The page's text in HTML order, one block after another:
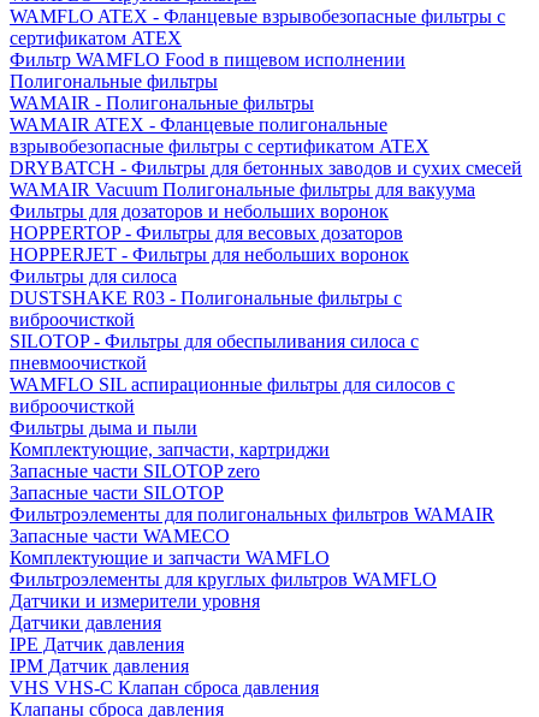
WAMFLO ATEX - Фланцевые взрывобезопасные фильтры с
сертификатом ATEX
Фильтр WAMFLO Food в пищевом исполнении
Полигональные фильтры
WAMAIR - Полигональные фильтры
WAMAIR ATEX - Фланцевые полигональные
взрывобезопасные фильтры с сертификатом ATEX
DRYBATCH - Фильтры для бетонных заводов и сухих смесей
WAMAIR Vacuum Полигональные фильтры для вакуума
Фильтры для дозаторов и небольших воронок
HOPPERTOP - Фильтры для весовых дозаторов
HOPPERJET - Фильтры для небольших воронок
Фильтры для силоса
DUSTSHAKE R03 - Полигональные фильтры с
виброочисткой
SILOTOP - Фильтры для обеспыливания силоса c
пневмоочисткой
WAMFLO SIL аспирационные фильтры для силосов с
виброочисткой
Фильтры дыма и пыли
Комплектующие, запчасти, картриджи
Запасные части SILOTOP zero
Запасные части SILOTOP
Фильтроэлементы для полигональных фильтров WAMAIR
Запасные части WAMECO
Комплектующие и запчасти WAMFLO
Фильтроэлементы для круглых фильтров WAMFLO
Датчики и измерители уровня
Датчики давления
IPE Датчик давления
IPM Датчик давления
VHS VHS-C Клапан сброса давления
Клапаны сброса давления